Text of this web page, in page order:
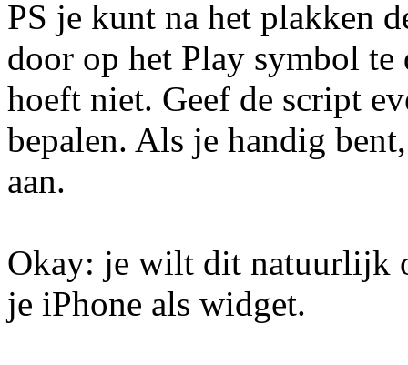
PS je kunt na het plakken
door op het Play symbol
hoeft niet. Geef de script
bepalen. Als je handig
aan.
Okay: je wilt dit natuurlijk
je iPhone als widget.